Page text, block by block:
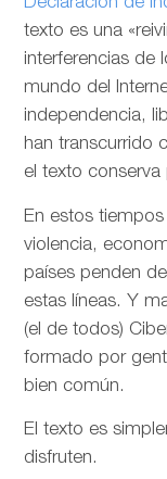
Declaración de
texto es una
interferencias de
mundo del
independencia,
han transcurrido
el texto conserva
En estos
violencia,
países penden
estas líneas. Y
(el de todos)
formado por
bien común.
El texto es
disfruten.